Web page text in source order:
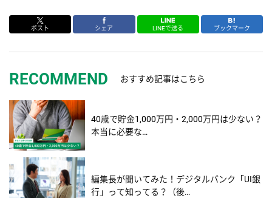
ポスト シェア LINEで送る ブックマーク
RECOMMEND おすすめ記事はこちら
40歳で貯金1,000万円・2,000万円は少ない？
本当に必要な…
編集長が聞いてみた！デジタルバンク「UI銀
行」って知ってる？（後…